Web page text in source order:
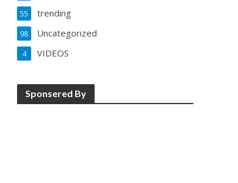
trending
55
Uncategorized
98
VIDEOS
4
Sponsered By